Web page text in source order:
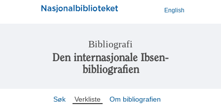
English
Bibliografi
Den internasjonale Ibsen-
bibliografien
Søk Verkliste Om bibliografien